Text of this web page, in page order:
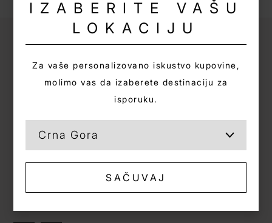
+382 69 962 012
hello@llskin.me
Pon-Pet - 08:00h-16:00h
IZABERITE VAŠU
LOKACIJU
Za vaše personalizovano iskustvo kupovine,
molimo vas da izaberete destinaciju za
isporuku.
SAČUVAJ